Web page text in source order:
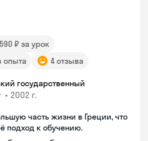
₽ за урок
опыта
4 отзыва
государственный
• 2002 г.
часть жизни в Греции, что
подход к обучению.